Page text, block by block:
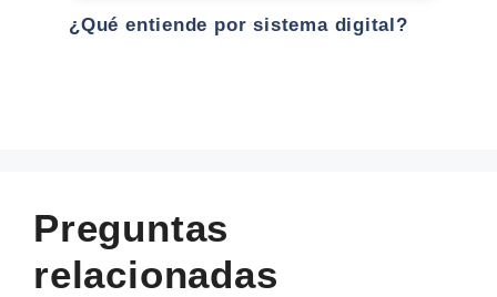
¿Qué entiende por sistema digital?
Preguntas
relacionadas